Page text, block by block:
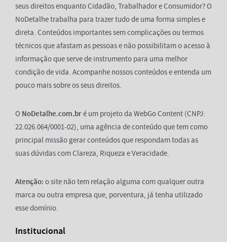
seus direitos enquanto Cidadão, Trabalhador e Consumidor? O
NoDetalhe trabalha para trazer tudo de uma forma simples e
direta. Conteúdos importantes sem complicações ou termos
técnicos que afastam as pessoas e não possibilitam o acesso à
informação que serve de instrumento para uma melhor
condição de vida. Acompanhe nossos conteúdos e entenda um
pouco mais sobre os seus direitos.
O NoDetalhe.com.bré um projeto da WebGo Content (CNPJ:
22.026.064/0001-02), uma agência de conteúdo que tem como
principal missão gerar conteúdos que respondam todas as
suas dúvidas com Clareza, Riqueza e Veracidade.
Atenção: o site não tem relação alguma com qualquer outra
marca ou outra empresa que, porventura, já tenha utilizado
esse domínio.
Institucional